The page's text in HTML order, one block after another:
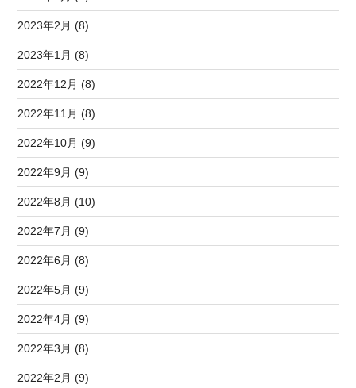
2023年2月 (8)
2023年1月 (8)
2022年12月 (8)
2022年11月 (8)
2022年10月 (9)
2022年9月 (9)
2022年8月 (10)
2022年7月 (9)
2022年6月 (8)
2022年5月 (9)
2022年4月 (9)
2022年3月 (8)
2022年2月 (9)